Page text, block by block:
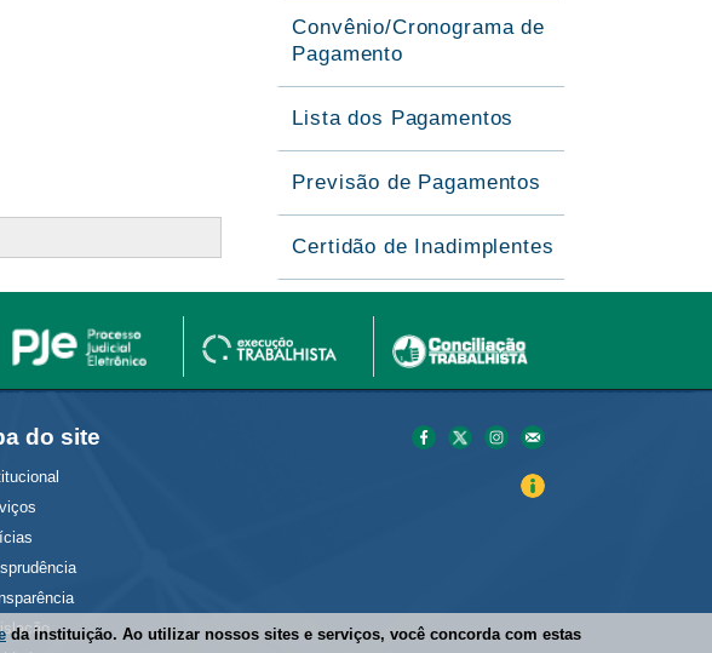
da instituição. Ao utilizar nossos sites e serviços, você concorda com estas
Convênio/Cronograma de
Pagamento
Lista dos Pagamentos
Previsão de Pagamentos
Certidão de Inadimplentes
do site